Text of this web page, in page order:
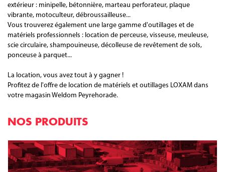
extérieur : minipelle, bétonnière, marteau perforateur, plaque
vibrante, motoculteur, débroussailleuse...
Vous trouverez également une large gamme d'outillages et de
matériels professionnels : location de perceuse, visseuse, meuleuse,
scie circulaire, shampouineuse, décolleuse de revêtement de sols,
ponceuse à parquet...
La location, vous avez tout à y gagner !
Profitez de l'offre de location de matériels et outillages LOXAM dans
votre magasin Weldom Peyrehorade.
NOS PRODUITS